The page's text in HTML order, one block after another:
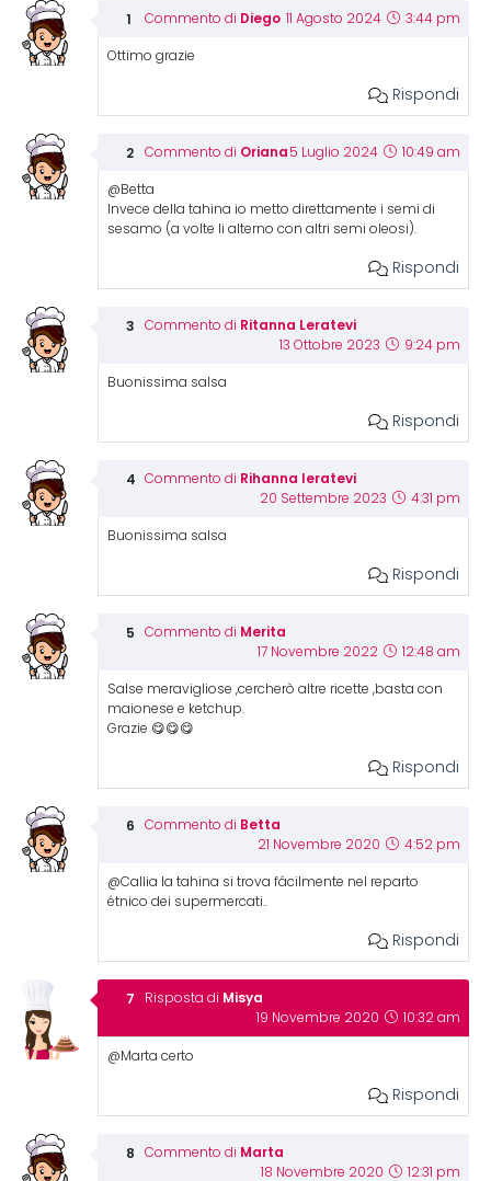
Commento di Diego 11 Agosto 2024 3:44 pm
Ottimo grazie
Rispondi
Commento di Oriana 5 Luglio 2024 10:49 am
@Betta
Invece della tahina io metto direttamente i semi di
sesamo (a volte li alterno con altri semi oleosi).
Rispondi
Commento di Ritanna Leratevi
13 Ottobre 2023 9:24 pm
Buonissima salsa
Rispondi
Commento di Rihanna leratevi
20 Settembre 2023 4:31 pm
Buonissima salsa
Rispondi
Commento di Merita
17 Novembre 2022 12:48 am
Salse meravigliose ,cercherò altre ricette ,basta con
maionese e ketchup.
Grazie 😋😋😋
Rispondi
Commento di Betta
21 Novembre 2020 4:52 pm
@Callia la tahina si trova fácilmente nel reparto
étnico dei supermercati..
Rispondi
Risposta di Misya
19 Novembre 2020 10:32 am
@Marta certo
Rispondi
Commento di Marta
18 Novembre 2020 12:31 pm